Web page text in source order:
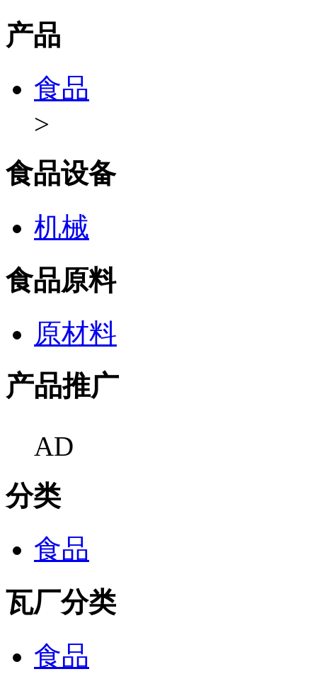
产品
食品
>
食品设备
机械
食品原料
原材料
产品推广
AD
分类
食品
瓦厂分类
食品